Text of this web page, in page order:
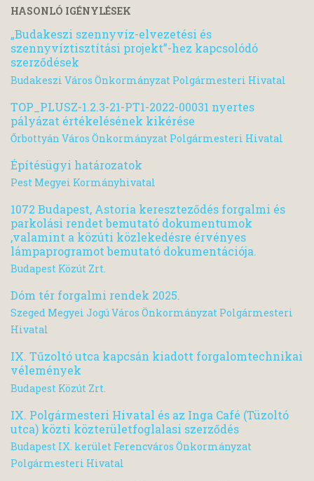
HASONLÓ IGÉNYLÉSEK
„Budakeszi szennyvíz-elvezetési és
szennyvíztisztítási projekt”-hez kapcsolódó
szerződések
Budakeszi Város Önkormányzat Polgármesteri Hivatal
TOP_PLUSZ-1.2.3-21-PT1-2022-00031 nyertes
pályázat értékelésének kikérése
Őrbottyán Város Önkormányzat Polgármesteri Hivatal
Építésügyi határozatok
Pest Megyei Kormányhivatal
1072 Budapest, Astoria kereszteződés forgalmi és
parkolási rendet bemutató dokumentumok
,valamint a közúti közlekedésre érvényes
lámpaprogramot bemutató dokumentációja.
Budapest Közút Zrt.
Dóm tér forgalmi rendek 2025.
Szeged Megyei Jogú Város Önkormányzat Polgármesteri
Hivatal
IX. Tűzoltó utca kapcsán kiadott forgalomtechnikai
vélemények
Budapest Közút Zrt.
IX. Polgármesteri Hivatal és az Inga Café (Tüzoltó
utca) közti közterületfoglalasi szerződés
Budapest IX. kerület Ferencváros Önkormányzat
Polgármesteri Hivatal